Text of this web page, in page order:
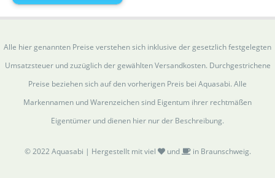
Alle hier genannten Preise verstehen sich inklusive der gesetzlich festgelegten
Umsatzsteuer und zuzüglich der gewählten Versandkosten. Durchgestrichene
Preise beziehen sich auf den vorherigen Preis bei Aquasabi. Alle
Markennamen und Warenzeichen sind Eigentum ihrer rechtmäßen
Eigentümer und dienen hier nur der Beschreibung.
© 2022 Aquasabi | Hergestellt mit viel und in Braunschweig.